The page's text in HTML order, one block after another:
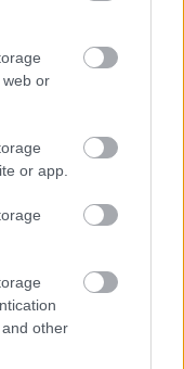
web or
or app.
other
HANEM
UTAZÁS A